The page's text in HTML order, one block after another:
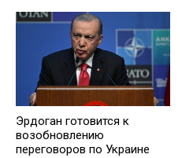
Эрдоган готовится к
возобновлению
переговоров по Украине